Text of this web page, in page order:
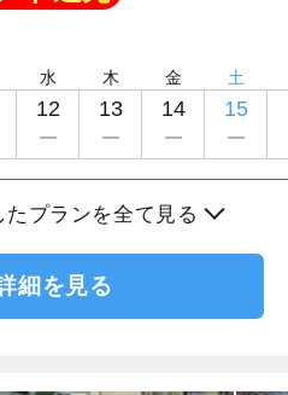
水
12
木
13
金
14
土
15
プランを全て見る
細を見る